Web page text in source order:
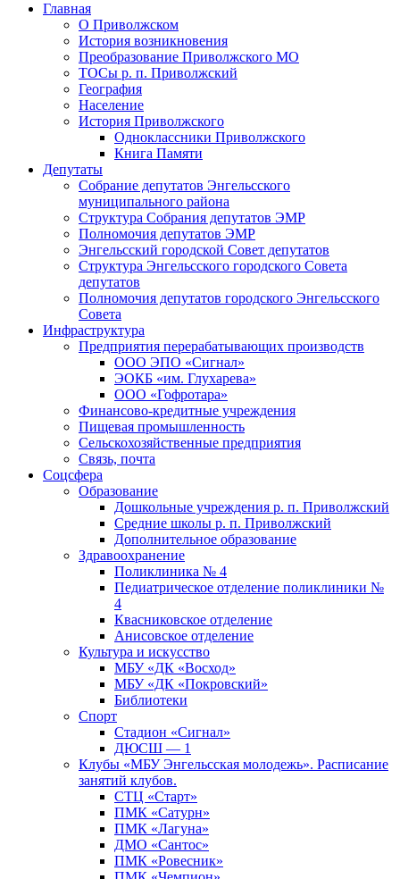
Главная
О Приволжском
История возникновения
Преобразование Приволжского МО
ТОСы р. п. Приволжский
География
Население
История Приволжского
Одноклассники Приволжского
Книга Памяти
Депутаты
Собрание депутатов Энгельсского
муниципального района
Структура Собрания депутатов ЭМР
Полномочия депутатов ЭМР
Энгельсский городской Совет депутатов
Структура Энгельсского городского Совета
депутатов
Полномочия депутатов городского Энгельсского
Совета
Инфраструктура
Предприятия перерабатывающих производств
ООО ЭПО «Сигнал»
ЭОКБ «им. Глухарева»
ООО «Гофротара»
Финансово-кредитные учреждения
Пищевая промышленность
Сельскохозяйственные предприятия
Связь, почта
Соцсфера
Образование
Дошкольные учреждения р. п. Приволжский
Средние школы р. п. Приволжский
Дополнительное образование
Здравоохранение
Поликлиника № 4
Педиатрическое отделение поликлиники №
4
Квасниковское отделение
Анисовское отделение
Культура и искусство
МБУ «ДК «Восход»
МБУ «ДК «Покровский»
Библиотеки
Спорт
Стадион «Сигнал»
ДЮСШ — 1
Клубы «МБУ Энгельсская молодежь». Расписание
занятий клубов.
СТЦ «Старт»
ПМК «Сатурн»
ПМК «Лагуна»
ДМО «Сантос»
ПМК «Ровесник»